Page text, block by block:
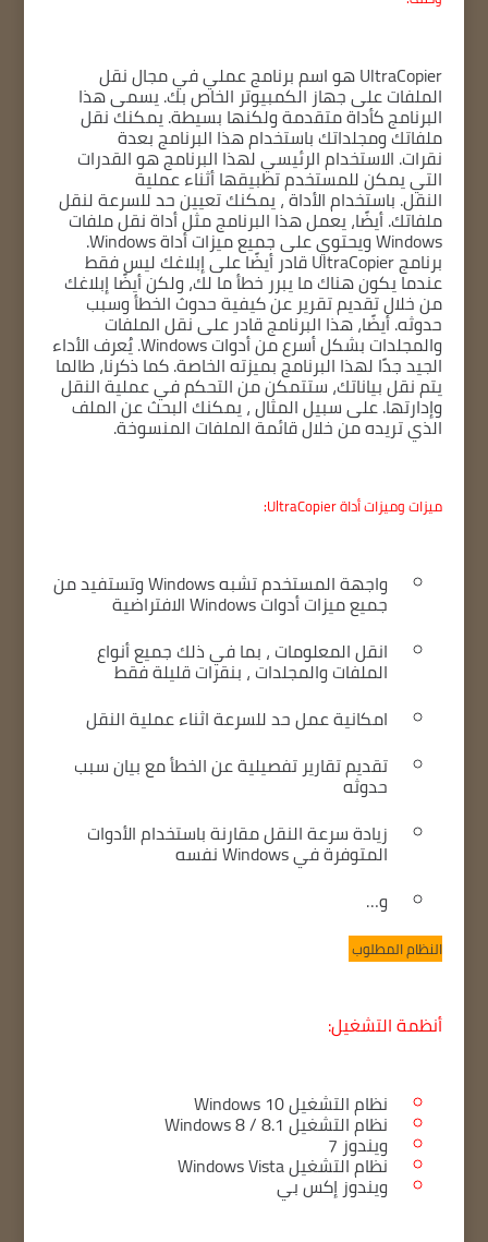
UltraCopierهو اسم برنامج عملي في مجال نقل
الملفات على جهاز الكمبيوتر الخاص بك. يسمى هذا
البرنامج كأداة متقدمة ولكنها بسيطة. يمكنك نقل
ملفاتك ومجلداتك باستخدام هذا البرنامج بعدة
نقرات. الاستخدام الرئيسي لهذا البرنامج هو القدرات
التي يمكن للمستخدم تطبيقها أثناء عملية
النقل. باستخدام الأداة ، يمكنك تعيين حد للسرعة لنقل
ملفاتك.أيضًا، يعمل هذا البرنامج مثل أداة نقل ملفات
Windows ويحتوي على جميع ميزات أداة Windows.
برنامج UltraCopier قادر أيضًا على إبلاغك ليس فقط
عندما يكون هناك ما يبرر خطأ ما لك، ولكن أيضًا إبلاغك
من خلال تقديم تقرير عن كيفية حدوث الخطأ وسبب
حدوثه.أيضًا، هذا البرنامج قادر على نقل الملفات
والمجلدات بشكل أسرع من أدوات Windows. يُعرف الأداء
الجيد جدًا لهذا البرنامج بميزته الخاصة.كما ذكرنا، طالما
يتم نقل بياناتك، ستتمكن من التحكم في عملية النقل
وإدارتها.على سبيل المثال ، يمكنك البحث عن الملف
الذي تريده من خلال قائمة الملفات المنسوخة.
ميزات وميزات أداة UltraCopier:
واجهة المستخدم تشبه Windows وتستفيد من
جميع ميزات أدوات Windows الافتراضية
انقل المعلومات ، بما في ذلك جميع أنواع
الملفات والمجلدات ، بنقرات قليلة فقط
امكانية عمل حد للسرعة اثناء عملية النقل
تقديم تقارير تفصيلية عن الخطأ مع بيان سبب
حدوثه
زيادة سرعة النقل مقارنة باستخدام الأدوات
المتوفرة في Windows نفسه
و…
النظام المطلوب
أنظمة التشغيل:
نظام التشغيل Windows 10
نظام التشغيل Windows 8 / 8.1
ويندوز 7
نظام التشغيل Windows Vista
ويندوز إكس بي